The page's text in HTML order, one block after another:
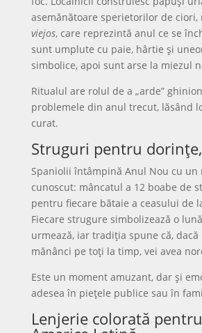
asemănătoare sperietorilor de ciori,
viejos, care reprezintă anul ce se
sunt umplute cu paie, hârtie și
simbolice, apoi sunt arse la miezul
Ritualul are rolul de a „arde”
problemele din anul trecut, lăsând
curat.
Struguri pentru
Spaniolii întâmpină Anul Nou cu
cunoscut: mâncatul a 12 boabe de
pentru fiecare bătaie a ceasului de
Fiecare strugure simbolizează o
urmează, iar tradiția spune că, dacă
mănânci pe toți la timp, vei avea
Este un moment amuzant, dar și
adesea în piețele publice sau în
Lenjerie colorată